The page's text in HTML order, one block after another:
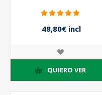
TRW
48,80€ incl
impuestos
QUIERO VER